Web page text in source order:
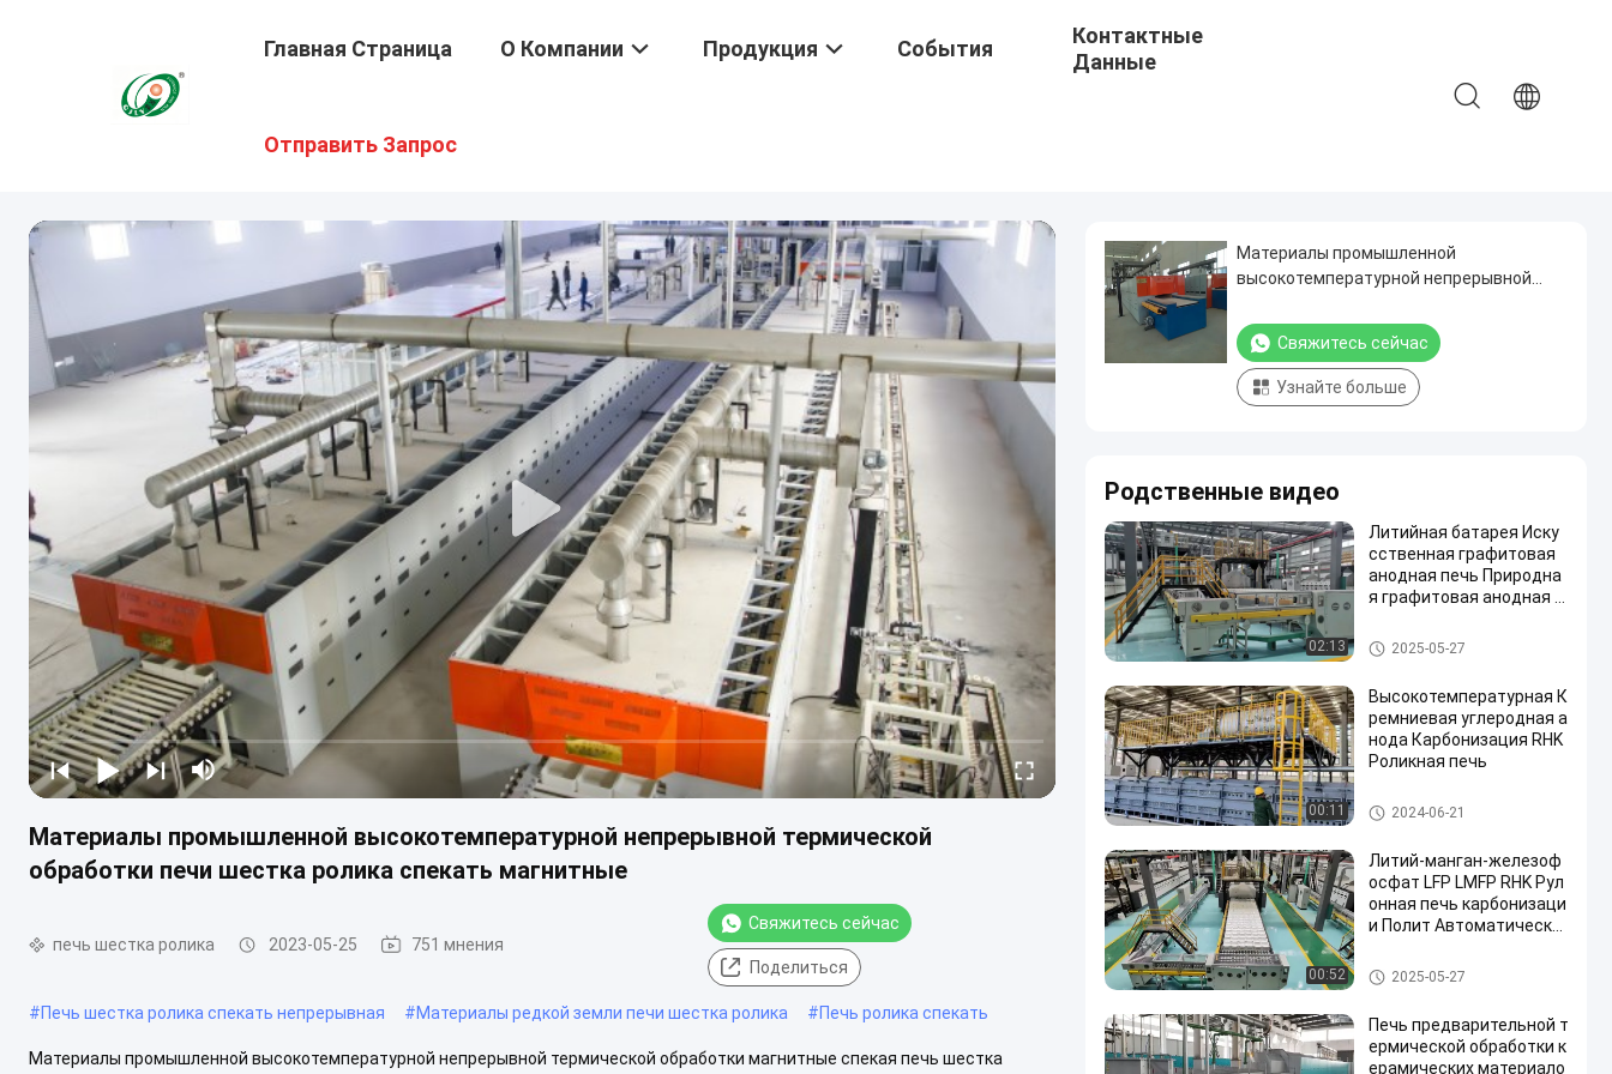
Главная Страница О Компании Продукция События
Контактные
Данные
Отправить Запрос
Материалы промышленной высокотемпературной непрерывной термической
обработки печи шестка ролика спекать магнитные
печь шестка ролика 2023-05-25 751 мнения
Свяжитесь сейчас
Поделиться
#Печь шестка ролика спекать непрерывная #Материалы редкой земли печи шестка ролика #Печь ролика спекать
Материалы промышленной высокотемпературной непрерывной термической обработки магнитные спекая печь шестка
Материалы промышленной
высокотемпературной непрерывной
ролика спекать магнитные
Свяжитесь сейчас
Узнайте больше
Родственные видео
02:13
Литийная батарея Иску
сственная графитовая
анодная печь Природна
я графитовая анодная р
ация печь
печь шестка ролика
2025-05-27
00:11
Высокотемпературная К
ремниевая углеродная а
нода Карбонизация RHK
Роликная печь
печь шестка ролика
2024-06-21
00:52
Литий-манган-железоф
осфат LFP LMFP RHK Рул
онная печь карбонизаци
и Полит Автоматическа
печь шестка ролика
2025-05-27
Печь предварительной т
ермической обработки к
ерамических материало